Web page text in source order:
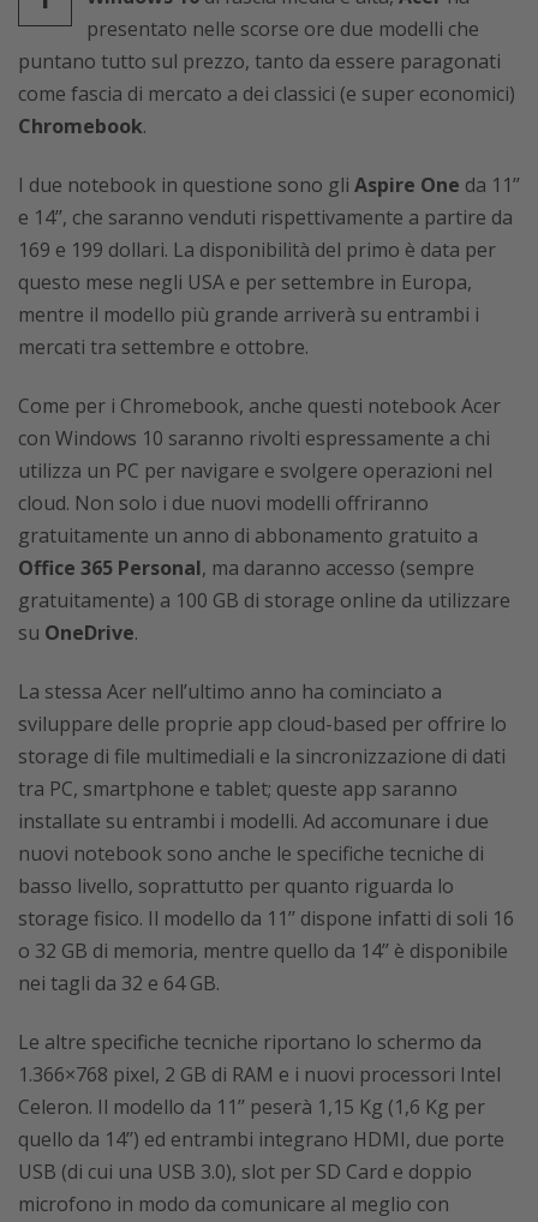
presentato nelle scorse ore due modelli che
puntano tutto sul prezzo, tanto da essere paragonati
come fascia di mercato a dei classici (e super economici)
Chromebook.
I due notebook in questione sono gli Aspire One da 11’’
e 14’’, che saranno venduti rispettivamente a partire da
169 e 199 dollari. La disponibilità del primo è data per
questo mese negli USA e per settembre in Europa,
mentre il modello più grande arriverà su entrambi i
mercati tra settembre e ottobre.
Come per i Chromebook, anche questi notebook Acer
con Windows 10 saranno rivolti espressamente a chi
utilizza un PC per navigare e svolgere operazioni nel
cloud. Non solo i due nuovi modelli offriranno
gratuitamente un anno di abbonamento gratuito a
Office 365 Personal, ma daranno accesso (sempre
gratuitamente) a 100 GB di storage online da utilizzare
su OneDrive.
La stessa Acer nell’ultimo anno ha cominciato a
sviluppare delle proprie app cloud-based per offrire lo
storage di file multimediali e la sincronizzazione di dati
tra PC, smartphone e tablet; queste app saranno
installate su entrambi i modelli. Ad accomunare i due
nuovi notebook sono anche le specifiche tecniche di
basso livello, soprattutto per quanto riguarda lo
storage fisico. Il modello da 11’’ dispone infatti di soli 16
o 32 GB di memoria, mentre quello da 14’’ è disponibile
nei tagli da 32 e 64 GB.
Le altre specifiche tecniche riportano lo schermo da
1.366×768 pixel, 2 GB di RAM e i nuovi processori Intel
Celeron. Il modello da 11’’ peserà 1,15 Kg (1,6 Kg per
quello da 14’’) ed entrambi integrano HDMI, due porte
USB (di cui una USB 3.0), slot per SD Card e doppio
microfono in modo da comunicare al meglio con